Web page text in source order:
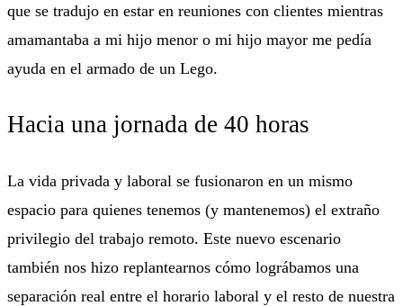
que se tradujo en estar en reuniones con clientes mientras
amamantaba a mi hijo menor o mi hijo mayor me pedía
ayuda en el armado de un Lego.
Hacia una jornada de 40 horas
La vida privada y laboral se fusionaron en un mismo
espacio para quienes tenemos (y mantenemos) el extraño
privilegio del trabajo remoto. Este nuevo escenario
también nos hizo replantearnos cómo lográbamos una
separación real entre el horario laboral y el resto de nuestra